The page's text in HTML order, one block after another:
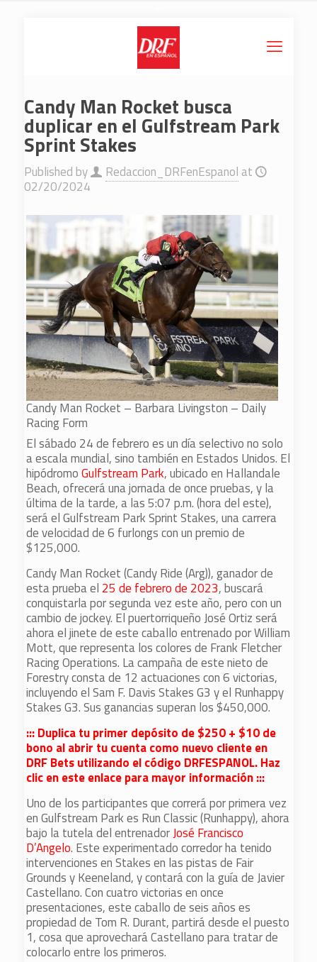
Candy Man Rocket busca
duplicar en el Gulfstream Park
Sprint Stakes
Published by Redaccion_DRFenEspanol at
02/20/2024
Candy Man Rocket – Barbara Livingston – Daily
Racing Form
El sábado 24 de febrero es un día selectivo no solo
a escala mundial, sino también en Estados Unidos. El
hipódromoGulfstream Park, ubicado en Hallandale
Beach, ofrecerá una jornada de once pruebas, y la
última de la tarde, a las 5:07 p.m. (hora del este),
será el Gulfstream Park Sprint Stakes, una carrera
de velocidad de 6 furlongs con un premio de
$125,000.
Candy Man Rocket (Candy Ride (Arg)), ganador de
esta prueba el 25 de febrero de 2023, buscará
conquistarla por segunda vez este año, pero con un
cambio de jockey. El puertorriqueño José Ortiz será
ahora el jinete de este caballo entrenado por William
Mott, que representa los colores de Frank Fletcher
Racing Operations. La campaña de este nieto de
Forestry consta de 12 actuaciones con 6 victorias,
incluyendo el Sam F. Davis Stakes G3 y el Runhappy
Stakes G3. Sus ganancias superan los $450,000.
::: Duplica tu primer depósito de $250 + $10 de
bono al abrir tu cuenta como nuevo cliente en
DRF Bets utilizando el código DRFESPANOL. Haz
clic en este enlace para mayor información :::
Uno de los participantes que correrá por primera vez
en Gulfstream Park es Run Classic (Runhappy), ahora
bajo la tutela del entrenadorJosé Francisco
D’Angelo. Este experimentado corredor ha tenido
intervenciones en Stakes en las pistas de Fair
Grounds y Keeneland, y contará con la guía de Javier
Castellano. Con cuatro victorias en once
presentaciones, este caballo de seis años es
propiedad de Tom R. Durant, partirá desde el puesto
1, cosa que aprovechará Castellano para tratar de
colocarlo entre los primeros.